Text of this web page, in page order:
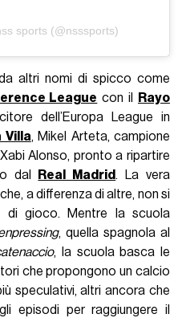
sports (@nsssports)
altri nomi di spicco come
League con il
Rayo
dell’Europa League in
Villa, Mikel Arteta, campione
Alonso, pronto a ripartire
dal Real Madrid . La vera
a differenza di altre, non si
di gioco. Mentre la scuola
, quella spagnola al
, la scuola basca le
che propongono un calcio
speculativi, altri ancora che
episodi per raggiungere il